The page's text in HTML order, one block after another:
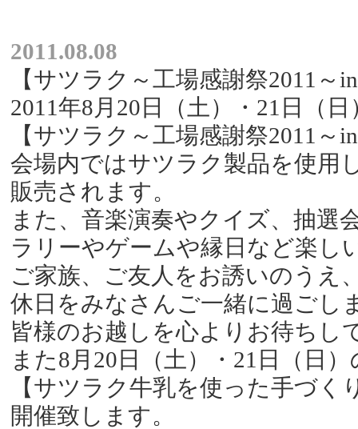
2011.08.08
【サツラク～工場感謝祭2011
2011年8月20日（土）・21日（
【サツラク～工場感謝祭2011
会場内ではサツラク製品を使用
販売されます。
また、音楽演奏やクイズ、抽選
ラリーやゲームや縁日など楽し
ご家族、ご友人をお誘いのうえ
休日をみなさんご一緒に過ごし
皆様のお越しを心よりお待ちし
また8月20日（土）・21日（日
【サツラク牛乳を使った手づ
開催致します。